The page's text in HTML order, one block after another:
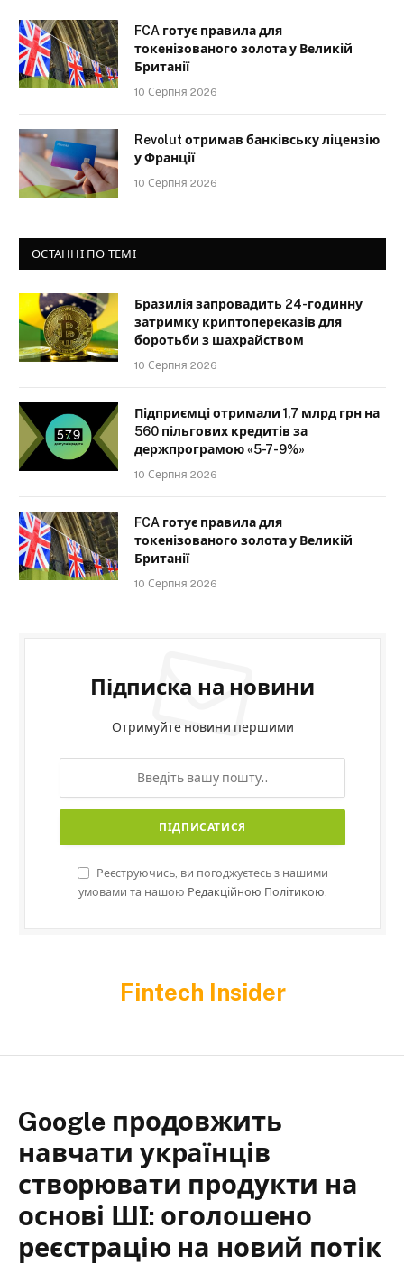
FCA готує правила для
токенізованого золота у Великій
Британії
10 Серпня 2026
Revolut отримав банківську ліцензію
у Франції
10 Серпня 2026
ОСТАННІ ПО ТЕМІ
Бразилія запровадить 24-годинну
затримку криптопереказів для
боротьби з шахрайством
10 Серпня 2026
Підприємці отримали 1,7 млрд грн на
560 пільгових кредитів за
держпрограмою «5-7-9%»
10 Серпня 2026
FCA готує правила для
токенізованого золота у Великій
Британії
10 Серпня 2026
Підписка на новини
Отримуйте новини першими
Реєструючись, ви погоджуєтесь з нашими
умовами та нашою Редакційною Політикою.
Fintech Insider
Google продовжить
навчати українців
створювати продукти на
основі ШІ: оголошено
реєстрацію на новий потік